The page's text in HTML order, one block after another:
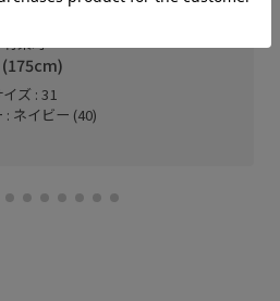
楽町
ズ : 31
: ネイビー (40)